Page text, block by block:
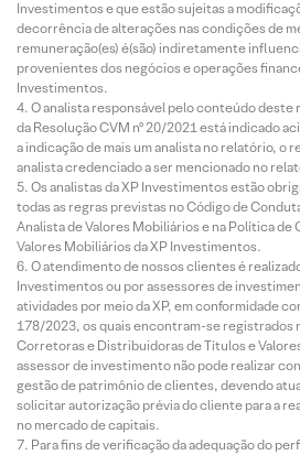
Investimentos e que estão sujeitas a
decorrência de alterações nas condições de
remuneração(es) é(são) indiretamente
provenientes dos negócios e operações
Investimentos.
O analista responsável pelo conteúdo
da Resolução CVM nº 20/2021 está indicado
a indicação de mais um analista no relatório, o
analista credenciado a ser mencionado no
Os analistas da XP Investimentos estão
todas as regras previstas no Código de
Analista de Valores Mobiliários e na Política de
Valores Mobiliários da XP Investimentos.
O atendimento de nossos clientes é
Investimentos ou por assessores de
atividades por meio da XP, em conformidade
178/2023, os quais encontram-se registrados
Corretoras e Distribuidoras de Títulos e
assessor de investimento não pode realizar
gestão de patrimônio de clientes, devendo
solicitar autorização prévia do cliente para a
no mercado de capitais.
Para fins de verificação da adequação do